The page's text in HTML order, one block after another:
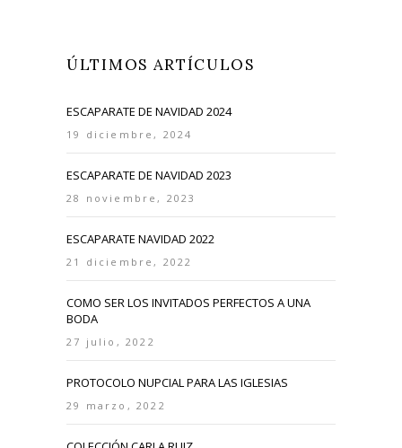
ÚLTIMOS ARTÍCULOS
ESCAPARATE DE NAVIDAD 2024
19 diciembre, 2024
ESCAPARATE DE NAVIDAD 2023
28 noviembre, 2023
ESCAPARATE NAVIDAD 2022
21 diciembre, 2022
COMO SER LOS INVITADOS PERFECTOS A UNA
BODA
27 julio, 2022
PROTOCOLO NUPCIAL PARA LAS IGLESIAS
29 marzo, 2022